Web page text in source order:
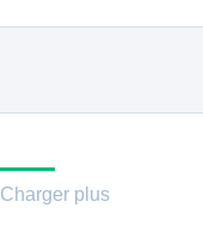
Charger plus